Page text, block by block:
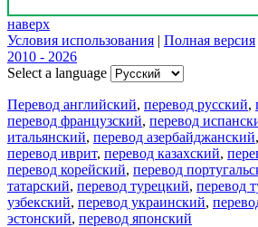
наверх
Условия использования | Полная версия
2010 - 2026
Select a language
Перевод английский, перевод русский,
перевод французский, перевод
итальянский, перевод азербайджанский,
перевод иврит, перевод казахский,
перевод корейский, перевод
татарский, перевод турецкий, перевод
узбекский, перевод украинский,
эстонский, перевод японский